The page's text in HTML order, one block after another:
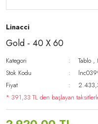
Linacci
Gold - 40 X 60
Kategori Tablo ,
Stok Kodu
Fiyat
* 391,33 TL den başlayan